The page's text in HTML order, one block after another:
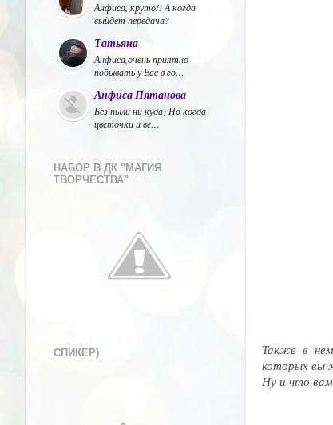
Также в
которых вы
Ну и что
Анфиса, круто!! А когда
выйдет передача?
Татьяна
Анфиса,очень приятно
побывать у Вас в го…
Анфиса Пятанова
Без пыли ни куда) Но когда
цветочки и ве…
НАБОР В ДК "МАГИЯ
ТВОРЧЕСТВА"
СПИКЕР)